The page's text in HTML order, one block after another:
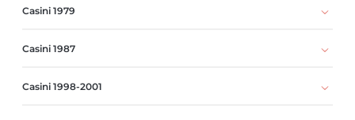
Casini 1979
Casini 1987
Casini 1998-2001